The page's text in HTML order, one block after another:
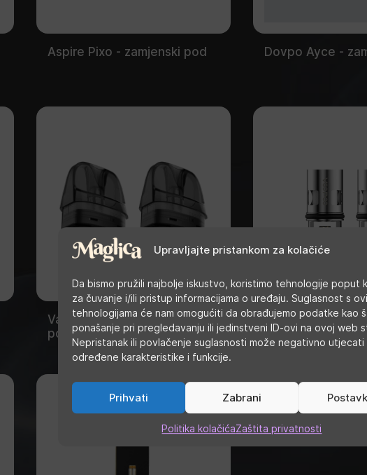
Upravljajte pristankom za kolačiće
Da bismo pružili najbolje iskustvo, koristimo tehnologije poput
za čuvanje i/ili pristup informacijama o uređaju. Suglasnost s
tehnologijama će nam omogućiti da obrađujemo podatke kao
ponašanje pri pregledavanju ili jedinstveni ID-ovi na ovoj web
Nepristanak ili povlačenje suglasnosti može negativno utjecati
određene karakteristike i funkcije.
Prihvati Zabrani
Politika kolačićaZaštita privatnosti
Aspire Pixo - zamjenski pod Dovpo Ayce -
Vaporesso Luxe X - zamjenski
pod
Voopoo PnP